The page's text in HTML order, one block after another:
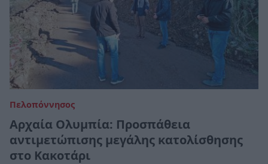
Πελοπόννησος
Αρχαία Ολυμπία: Προσπάθεια
αντιμετώπισης μεγάλης κατολίσθησης
στο Κακοτάρι